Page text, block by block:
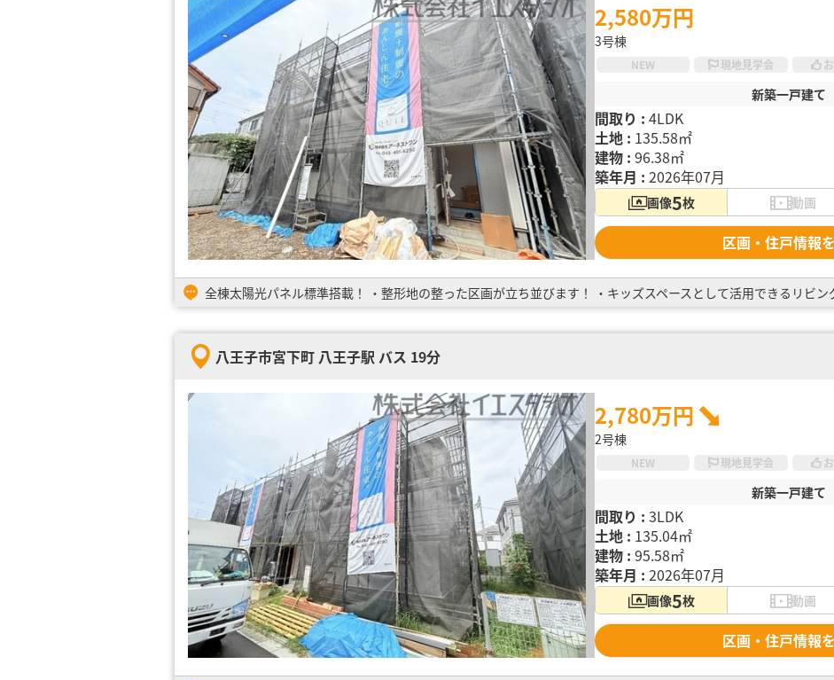
2,580万円
3号棟
NEW 現地見学会
新築一戸建て
間取り : 4LDK
土地 : 135.58㎡
建物 : 96.38㎡
築年月 : 2026年07月
画像5枚 動画
区画・住戸情報
八王子市宮下町 八王子駅 バス 19分
2,780万円
2号棟
NEW 現地見学会
新築一戸建て
間取り : 3LDK
土地 : 135.04㎡
建物 : 95.58㎡
築年月 : 2026年07月
画像5枚 動画
区画・住戸情報